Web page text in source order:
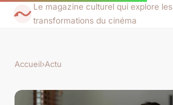
Le magazine culturel qui explore les
transformations du cinéma
Accueil›Actu